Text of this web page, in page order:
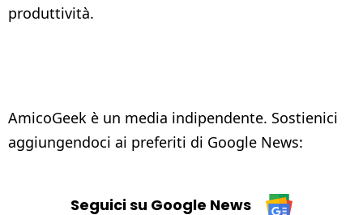
produttività.
AmicoGeek è un media indipendente. Sostienici
aggiungendoci ai preferiti di Google News:
Seguici su Google News